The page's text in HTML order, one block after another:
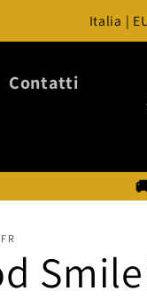
a
e
/
e
Contatti
🚚